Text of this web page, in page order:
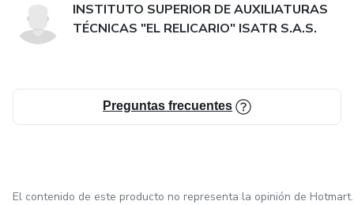
INSTITUTO SUPERIOR DE AUXILIATURAS
TÉCNICAS "EL RELICARIO" ISATR S.A.S.
Preguntas frecuentes
El contenido de este producto no representa la opinión de Hotmart.